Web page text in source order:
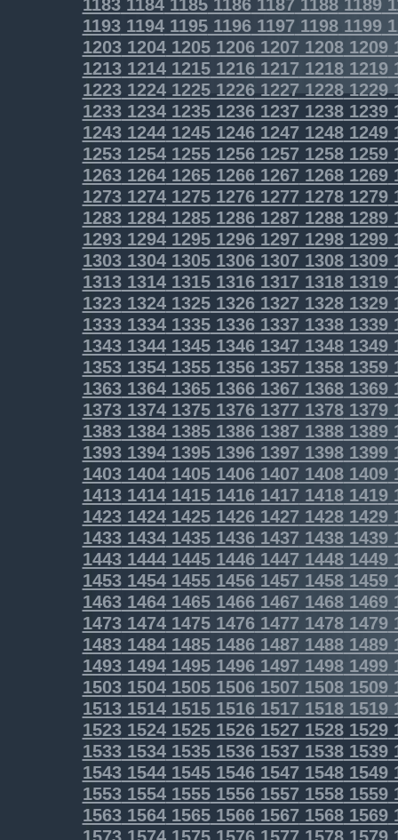
11931194119511961197 11981199
12031204120512061207 12081209
12131214121512161217 12181219
1223122412251226122712281229
1233123412351236123712381239
1243124412451246124712481249
1253125412551256125712581259
1263126412651266126712681269
1273127412751276127712781279
1283128412851286128712881289
1293129412951296129712981299
1303130413051306130713081309
1313131413151316131713181319
1323132413251326132713281329
1333133413351336133713381339
1343134413451346134713481349
1353135413551356135713581359
1363136413651366136713681369
1373137413751376137713781379
1383138413851386138713881389
1393139413951396139713981399
14031404140514061407 14081409
14131414141514161417 14181419
1423142414251426142714281429
14331434143514361437 14381439
14431444144514461447 14481449
14531454145514561457 14581459
14631464146514661467 14681469
14731474147514761477 14781479
14831484148514861487 14881489
14931494149514961497 14981499
15031504150515061507 15081509
15131514151515161517 15181519
1523152415251526152715281529
1533153415351536153715381539
1543154415451546154715481549
1553155415551556155715581559
1563156415651566156715681569